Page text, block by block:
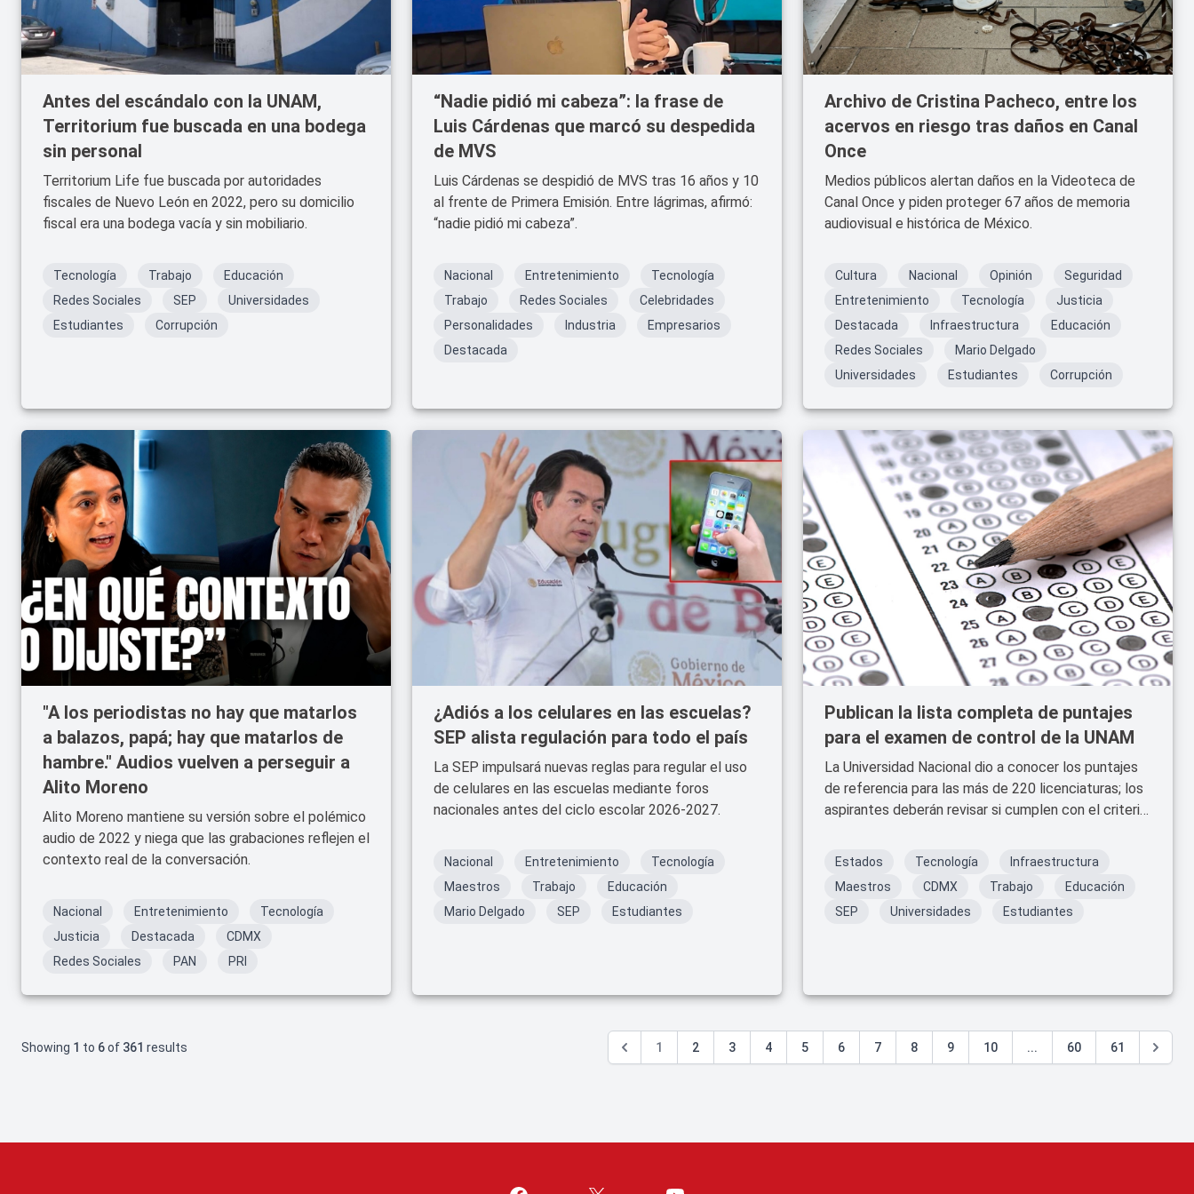
Antes del escándalo con la UNAM,
Territorium fue buscada en una bodega
sin personal
Territorium Life fue buscada por autoridades
fiscales de Nuevo León en 2022, pero su domicilio
fiscal era una bodega vacía y sin mobiliario.
Tecnología Trabajo
Educación
Redes Sociales
SEP
Universidades
Estudiantes
Corrupción
“Nadie pidió mi cabeza”: la frase de
Luis Cárdenas que marcó su despedida
de MVS
Luis Cárdenas se despidió de MVS tras 16 años y 10
al frente de Primera Emisión. Entre lágrimas, afirmó:
“nadie pidió mi cabeza”.
Nacional Entretenimiento
Tecnología
Trabajo
Redes Sociales
Celebridades
Personalidades
Industria
Empresarios
Destacada
Archivo de Cristina Pacheco, entre los
acervos en riesgo tras daños en Canal
Once
Medios públicos alertan daños en la Videoteca de
Canal Once y piden proteger 67 años de memoria
audiovisual e histórica de México.
Cultura Nacional Opinión
Seguridad
Entretenimiento
Tecnología
Justicia
Destacada
Infraestructura
Educación
Redes Sociales
Mario Delgado
Universidades
Estudiantes Corrupción
"A los periodistas no hay que matarlos
a balazos, papá; hay que matarlos de
hambre." Audios vuelven a perseguir a
Alito Moreno
Alito Moreno mantiene su versión sobre el polémico
audio de 2022 y niega que las grabaciones reflejen el
contexto real de la conversación.
Nacional Entretenimiento
Tecnología
Justicia
Destacada
CDMX
Redes Sociales
PAN PRI
¿Adiós a los celulares en las escuelas?
SEP alista regulación para todo el país
La SEP impulsará nuevas reglas para regular el uso
de celulares en las escuelas mediante foros
nacionales antes del ciclo escolar 2026-2027.
Nacional Entretenimiento
Tecnología
Maestros
Trabajo
Educación
Mario Delgado
SEP Estudiantes
Publican la lista completa de puntajes
para el examen de control de la UNAM
La Universidad Nacional dio a conocer los puntajes
de referencia para las más de 220 licenciaturas; los
aspirantes deberán revisar si cumplen con el criterio
Estados Tecnología
Infraestructura
Maestros
CDMX Trabajo
Educación
SEP
Universidades Estudiantes
Showing 1 to 6of 361 results 1 2 3 4 5 6 7 8 9 10 ... 60 61